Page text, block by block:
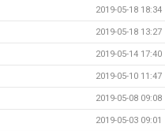
2019-05-18 18:34
2019-05-18 13:27
2019-05-14 17:40
2019-05-10 11:47
2019-05-08 09:08
2019-05-03 09:01